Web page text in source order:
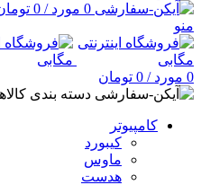
0 مورد/
0
منو
0 مورد/
0 تومان
دسته بندی
کامپیوتر
کیبورد
ماوس
هدست